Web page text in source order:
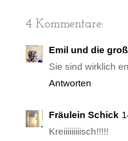
4 Kommentare:
Emil und die
Sie sind wirklich
Antworten
Fräulein Schick
Kreiiiiiiiiisch!!!!!